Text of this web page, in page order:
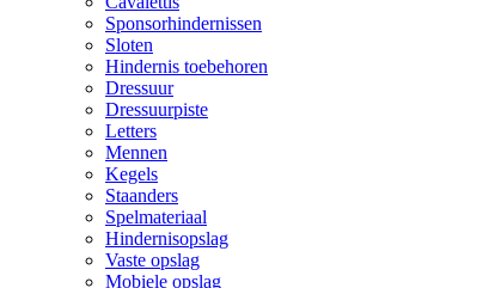
Sponsorhindernissen
Sloten
Hindernis toebehoren
Dressuur
Dressuurpiste
Letters
Mennen
Kegels
Staanders
Spelmateriaal
Hindernisopslag
Vaste opslag
Mobiele opslag